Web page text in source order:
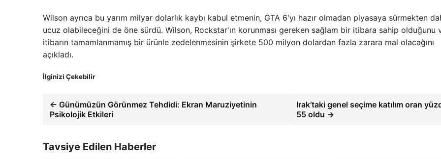
Wilson ayrıca bu yarım milyar dolarlık kaybı kabul etmenin, GTA 6'yı hazır olmadan piyasaya sürmekten
ucuz olabileceğini de öne sürdü. Wilson, Rockstar'ın korunması gereken sağlam bir itibara sahip olduğunu
itibarın tamamlanmamış bir ürünle zedelenmesinin şirkete 500 milyon dolardan fazla zarara mal olacağını
açıkladı.
İlginizi Çekebilir
← Günümüzün Görünmez Tehdidi: Ekran Maruziyetinin
Psikolojik Etkileri
Irak’taki genel seçime katılım oran
55 oldu →
Tavsiye Edilen Haberler